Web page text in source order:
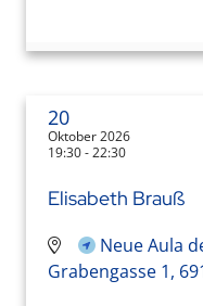
20
Oktober 2026
19:30 - 22:30
Elisabeth Brauß
Neue Aula
Grabengasse 1,